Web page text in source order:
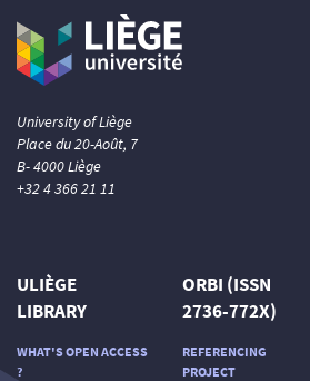
University of Liège
Place du 20-Août, 7
B- 4000 Liège
+32 4 366 21 11
ULIÈGE
LIBRARY
WHAT'S OPEN ACCESS
?
ORBI (ISSN
2736-772X)
REFERENCING
PROJECT